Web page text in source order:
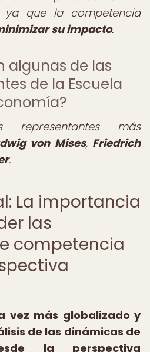
ya que la competencia
su impacto.
algunas de las
de la Escuela
más
von Mises, Friedrich
.
La importancia
las
competencia
vez más globalizado y
de las dinámicas de
la perspectiva